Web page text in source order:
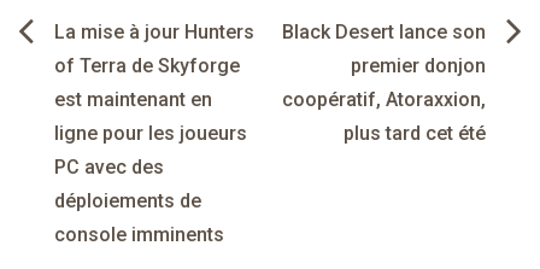
Navigation
de
l’article
La mise à jour Hunters
of Terra de Skyforge
est maintenant en
ligne pour les joueurs
PC avec des
déploiements de
console imminents
Black Desert lance son
premier donjon
coopératif, Atoraxxion,
plus tard cet été